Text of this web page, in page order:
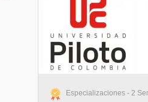
Especializaciones - 2